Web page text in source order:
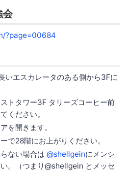
会
?page=00684
いエスカレータのある側から3Fに
トタワー3F タリーズコーヒー前
ください。
を開きます。
で28階にお上がりください。
ない場合は @shellgeinにメンシ
。（つまり@shellgein とメッセ